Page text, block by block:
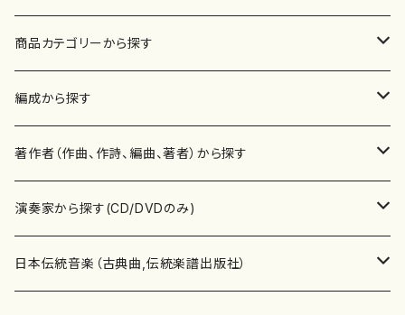
商品カテゴリーから探す
楽譜
書籍
書籍
テキストブック
CD・DVD
チケット
編成から探す
邦楽器
箏・琴（ソロ）
箏・琴（合奏）
合唱
混声合唱
歌・声
著作者（作曲、作詩、編曲、著者）から探す
あ行
青木省三(アオキ ショウゾウ)
か行
演奏家から探す(CD/DVDのみ)
邦楽（箏、三味線、尺八等）演奏家
日本伝統音楽（古典曲,伝統楽譜出版社）